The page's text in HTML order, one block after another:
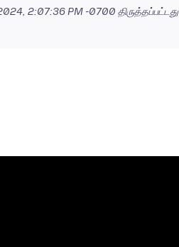
2:07:36 PM -0700 திருத்தப்பட்டது